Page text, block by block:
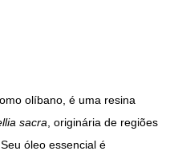
olíbano, é uma resina
sacra , originária de regiões
óleo essencial é